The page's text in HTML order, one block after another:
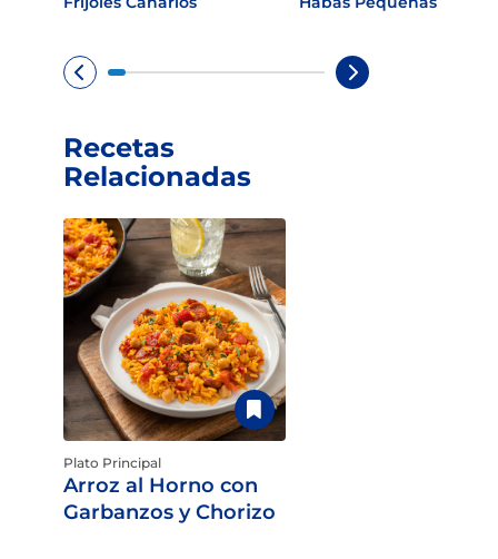
Recetas
Relacionadas
Plato Principal
Arroz al Horno con
Garbanzos y Chorizo